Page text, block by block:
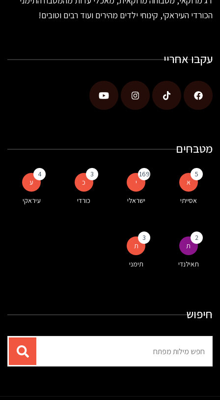
הכורדי העיראקי, קינוחי ילדים מהירים ועוד רבים וטובים!
עקבו אחריי
מטבחים
א
5
אסייתי
י
169
ישראלי
כ
3
כורדי
ע
4
עיראקי
ת
2
תאילנדי
ת
3
תימני
חיפוש
עבור